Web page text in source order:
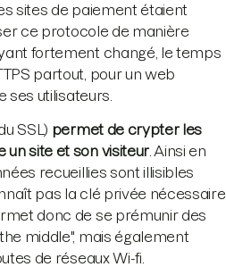
sites de paiement étaient
ce protocole de manière
fortement changé, le temps
partout, pour un web
ses utilisateurs.
SSL) permet de crypter les
un site et son visiteur. Ainsi en
recueillies sont illisibles
pas la clé privée nécessaire
donc de se prémunir des
middle", mais également
de réseaux Wi-fi.